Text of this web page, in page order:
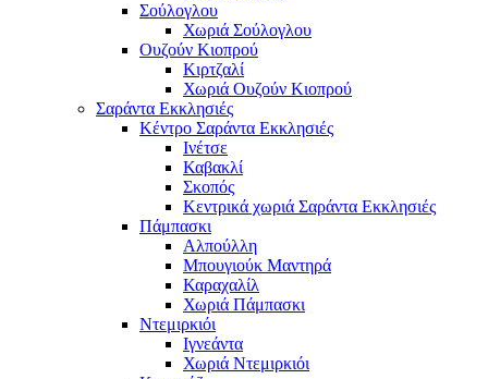
Σούλογλου
Χωριά Σούλογλου
Ουζούν Κιοπρού
Κιρτζαλί
Χωριά Ουζούν Κιοπρού
Σαράντα Εκκλησιές
Κέντρο Σαράντα Εκκλησιές
Ινέτσε
Καβακλί
Σκοπός
Κεντρικά χωριά Σαράντα Εκκλησιές
Πάμπασκι
Αλπούλλη
Μπουγιούκ Μαντηρά
Καραχαλίλ
Χωριά Πάμπασκι
Ντεμιρκιόι
Ιγνεάντα
Χωριά Ντεμιρκιόι